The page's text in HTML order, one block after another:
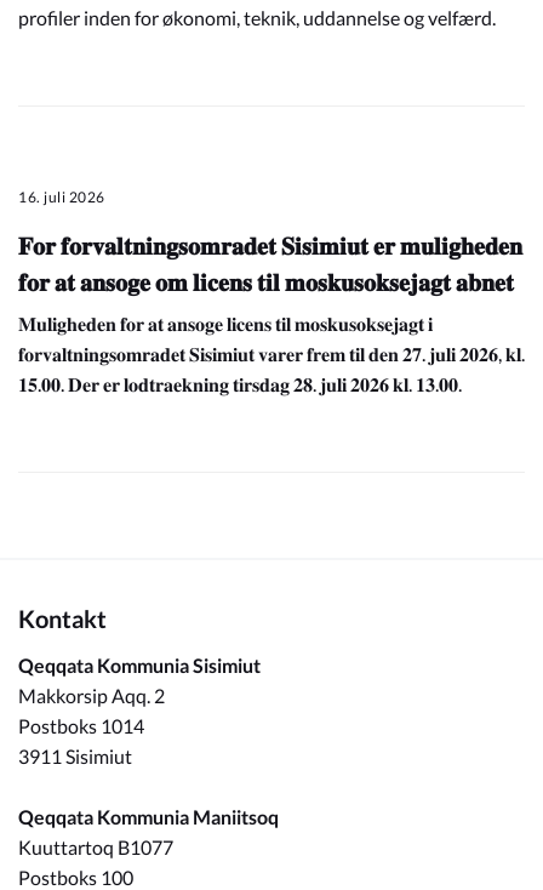
profiler inden for økonomi, teknik, uddannelse og velfærd.
16. juli 2026
𝐅𝐨𝐫 𝐟𝐨𝐫𝐯𝐚𝐥𝐭𝐧𝐢𝐧𝐠𝐬𝐨𝐦𝐫𝐚𝐝𝐞𝐭 𝐒𝐢𝐬𝐢𝐦𝐢𝐮𝐭 𝐞𝐫 𝐦𝐮𝐥𝐢𝐠𝐡𝐞𝐝𝐞𝐧
𝐟𝐨𝐫 𝐚𝐭 𝐚𝐧𝐬𝐨𝐠𝐞 𝐨𝐦 𝐥𝐢𝐜𝐞𝐧𝐬 𝐭𝐢𝐥 𝐦𝐨𝐬𝐤𝐮𝐬𝐨𝐤𝐬𝐞𝐣𝐚𝐠𝐭 𝐚𝐛𝐧𝐞𝐭
𝐌𝐮𝐥𝐢𝐠𝐡𝐞𝐝𝐞𝐧 𝐟𝐨𝐫 𝐚𝐭 𝐚𝐧𝐬𝐨𝐠𝐞 𝐥𝐢𝐜𝐞𝐧𝐬 𝐭𝐢𝐥 𝐦𝐨𝐬𝐤𝐮𝐬𝐨𝐤𝐬𝐞𝐣𝐚𝐠𝐭 𝐢
𝐟𝐨𝐫𝐯𝐚𝐥𝐭𝐧𝐢𝐧𝐠𝐬𝐨𝐦𝐫𝐚𝐝𝐞𝐭 𝐒𝐢𝐬𝐢𝐦𝐢𝐮𝐭 𝐯𝐚𝐫𝐞𝐫 𝐟𝐫𝐞𝐦 𝐭𝐢𝐥 𝐝𝐞𝐧 𝟐𝟕. 𝐣𝐮𝐥𝐢 𝟐𝟎𝟐𝟔, 𝐤𝐥.
𝟏𝟓.𝟎𝟎. 𝐃𝐞𝐫 𝐞𝐫 𝐥𝐨𝐝𝐭𝐫𝐚𝐞𝐤𝐧𝐢𝐧𝐠 𝐭𝐢𝐫𝐬𝐝𝐚𝐠 𝟐𝟖. 𝐣𝐮𝐥𝐢 𝟐𝟎𝟐𝟔 𝐤𝐥. 𝟏𝟑.𝟎𝟎.
Kontakt
Qeqqata Kommunia Sisimiut
Makkorsip Aqq. 2
Postboks 1014
3911 Sisimiut
Qeqqata Kommunia Maniitsoq
Kuuttartoq B1077
Postboks 100